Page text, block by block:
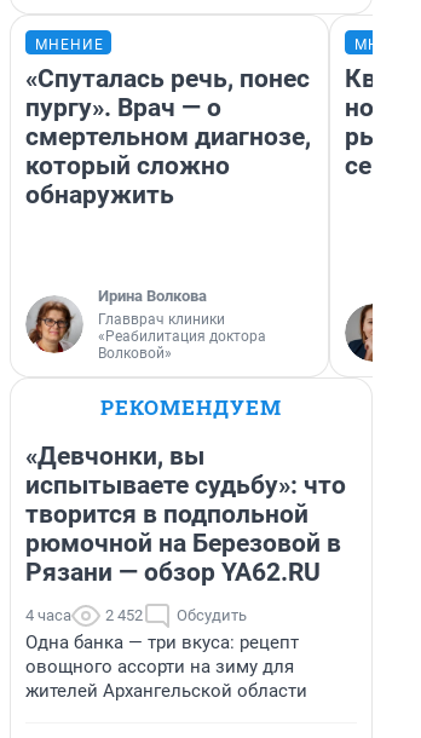
МНЕНИЕ
«Спуталась речь, понес
пургу». Врач — о
смертельном диагнозе,
который сложно
обнаружить
Ирина Волкова
Главврач клиники
«Реабилитация доктора
Волковой»
но
РЕКОМЕНДУЕМ
«Девчонки, вы
испытываете судьбу»: что
творится в подпольной
рюмочной на Березовой в
Рязани — обзор YA62.RU
4 часа 2 452 Обсудить
Одна банка — три вкуса: рецепт
овощного ассорти на зиму для
жителей Архангельской области